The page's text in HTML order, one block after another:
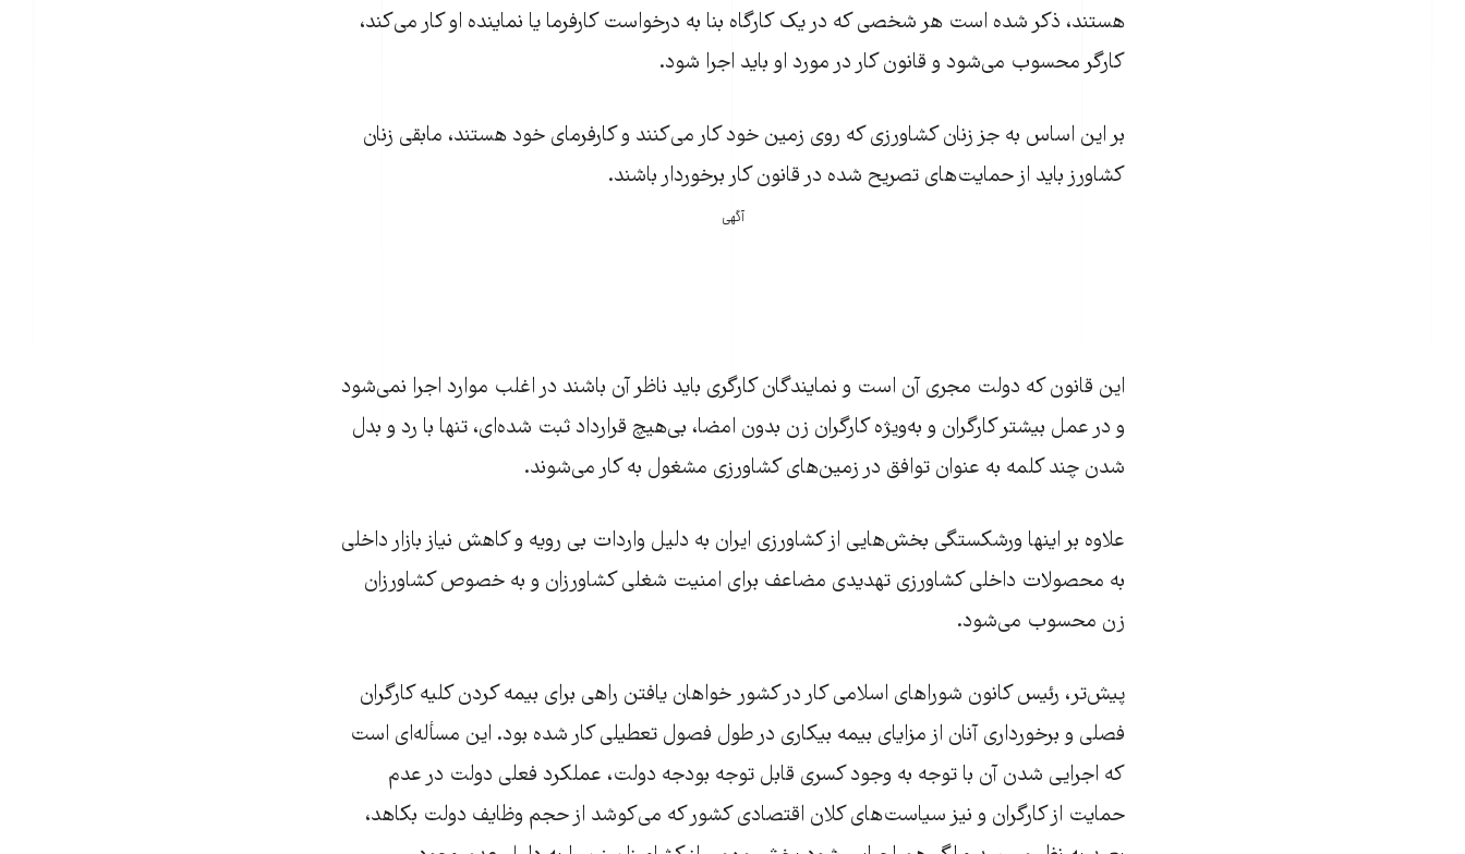
هستند، ذکر شده است هر شخصی که در یک کارگاه بنا به درخواست کارفرما یا نماینده او کار می‌کند،
کارگر محسوب می‌شود و قانون کار در مورد او باید اجرا شود.
بر این اساس به جز زنان کشاورزی که روی زمین خود کار می‌کنند و کارفرمای خود هستند، مابقی زنان
کشاورز باید از حمایت‌های تصریح شده در قانون کار برخوردار باشند.
آگهی
این قانون که دولت مجری آن است و نمایندگان کارگری باید ناظر آن باشند در اغلب موارد اجرا نمی‌شود
و در عمل بیشتر کارگران و به‌ویژه کارگران زن بدون امضا، بی‌هیچ قرارداد ثبت شده‌ای، تنها با رد و بدل
شدن چند کلمه به عنوان توافق در زمین‌های کشاورزی مشغول به کار می‌شوند.
علاوه بر اینها ورشکستگی بخش‌هایی از کشاورزی ایران به دلیل واردات بی رویه و کاهش نیاز بازار داخلی
به محصولات داخلی کشاورزی تهدیدی مضاعف برای امنیت شغلی کشاورزان و به خصوص کشاورزان
زن محسوب می‌شود.
پیش‌تر، رئیس کانون شوراهای اسلامی کار در کشور خواهان یافتن راهی برای بیمه کردن کلیه کارگران
فصلی و برخورداری آنان از مزایای بیمه بیکاری در طول فصول تعطیلی کار شده بود. این مسأله‌ای است
که اجرایی شدن آن با توجه به وجود کسری قابل توجه بودجه دولت، عملکرد فعلی دولت در عدم
حمایت از کارگران و نیز سیاست‌های کلان اقتصادی کشور که می‌کوشد از حجم وظایف دولت بکاهد،